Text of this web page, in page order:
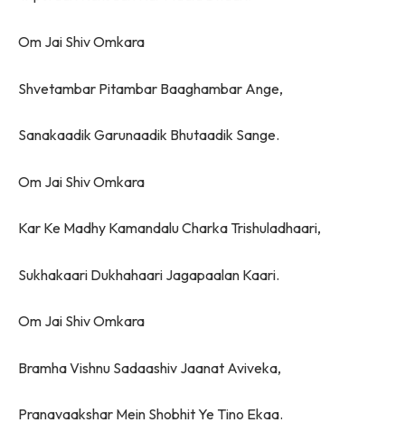
Om Jai Shiv Omkara
Shvetambar Pitambar Baaghambar Ange,
Sanakaadik Garunaadik Bhutaadik Sange.
Om Jai Shiv Omkara
Kar Ke Madhy Kamandalu Charka Trishuladhaari,
Sukhakaari Dukhahaari Jagapaalan Kaari.
Om Jai Shiv Omkara
Bramha Vishnu Sadaashiv Jaanat Aviveka,
Pranavaakshar Mein Shobhit Ye Tino Ekaa.